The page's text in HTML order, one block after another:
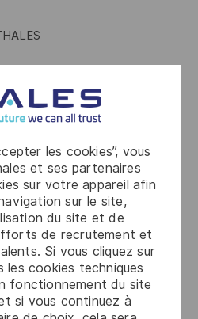
les cookies”, vous
et ses partenaires
sur votre appareil afin
sur le site,
du site et de
de recrutement et
Si vous cliquez sur
les cookies techniques
fonctionnement du site
si vous continuez à
permettront de découvrir
Vous pourrez évoluer et
dans différents domaines :
au développement personnel
un autre domaine du groupe
produits, de nouveaux
en vous orientant vers une
technique ou un parcours
au sein d'un